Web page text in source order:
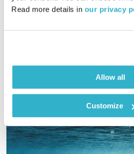
Read more details in our privacy
Allow all
Customize
זן מאסטר ניסים אמון – כלים לשלום